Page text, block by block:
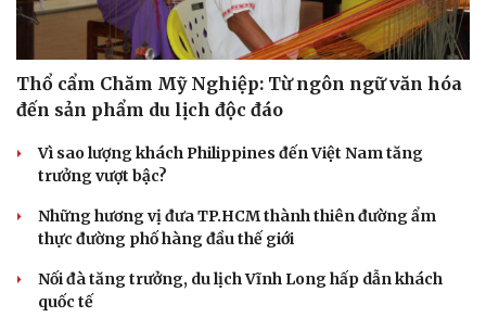
check-in
Cửa sổ tình yêu
Kể chuyện cho bé
Hạt giống tâm hồn
Thổ cẩm Chăm Mỹ Nghiệp: Từ ngôn ngữ văn hóa
đến sản phẩm du lịch độc đáo
Vì sao lượng khách Philippines đến Việt Nam tăng
trưởng vượt bậc?
Những hương vị đưa TP.HCM thành thiên đường ẩm
thực đường phố hàng đầu thế giới
Nối đà tăng trưởng, du lịch Vĩnh Long hấp dẫn khách
quốc tế